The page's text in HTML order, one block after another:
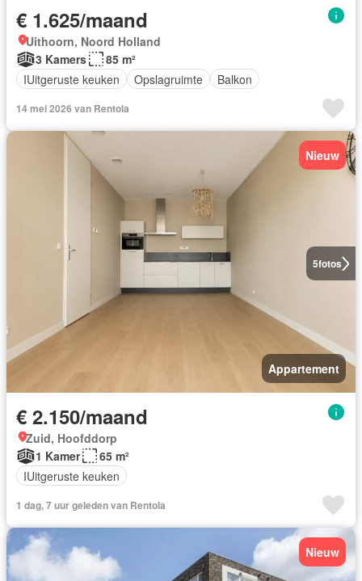
€ 1.625/maand
Uithoorn, Noord Holland
3 Kamers
85 m²
IUitgeruste keuken
Opslagruimte Balkon
14 mei 2026 van Rentola
5fotos
Nieuw
Appartement
€ 2.150/maand
Zuid, Hoofddorp
1 Kamer
65 m²
IUitgeruste keuken
1 dag, 7 uur geleden van Rentola
Nieuw